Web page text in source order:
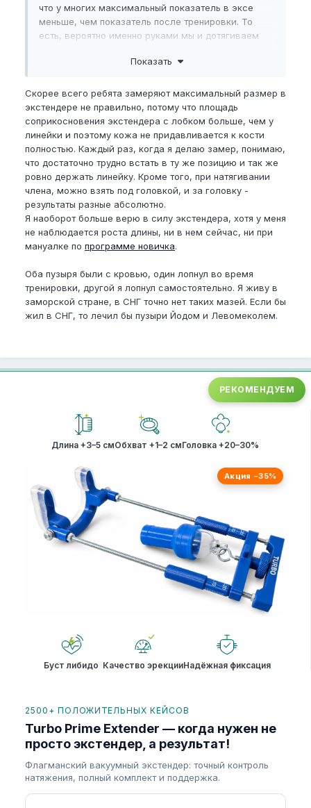
что у многих максимальный показатель в эксе
меньше, чем показатель после тренировки. То
есть, вероятно именно руками мы и дотягиваем
экса. Руками к тому же создается динамическая
Ответь, пожалуйста, на мой вопрос. Это важно,
спасибо 🤝
Показать
Скорее всего ребята замеряют максимальный размер в
экстендере не правильно, потому что площадь
соприкосновения экстендера с лобком больше, чем у
линейки и поэтому кожа не придавливается к кости
полностью. Каждый раз, когда я делаю замер, понимаю,
что достаточно трудно встать в ту же позицию и так же
ровно держать линейку. Кроме того, при натягивании
члена, можно взять под головкой, и за головку -
результаты разные абсолютно.
Я наоборот больше верю в силу экстендера, хотя у меня
не наблюдается роста длины, ни в нем сейчас, ни при
мануалке по программе новичка.
Оба пузыря были с кровью, один лопнул во время
тренировки, другой я лопнул самостоятельно. Я живу в
заморской стране, в СНГ точно нет таких мазей. Если бы
жил в СНГ, то лечил бы пузыри Йодом и Левомеколем.
РЕКОМЕНДУЕМ
Длина +3–5 смОбхват +1–2 смГоловка +20–30%
Акция −35%
Буст либидо Качество эрекцииНадёжная фиксация
2500+ ПОЛОЖИТЕЛЬНЫХ КЕЙСОВ
Turbo Prime Extender — когда нужен не
просто экстендер, а результат!
Флагманский вакуумный экстендер: точный контроль
натяжения, полный комплект и поддержка.